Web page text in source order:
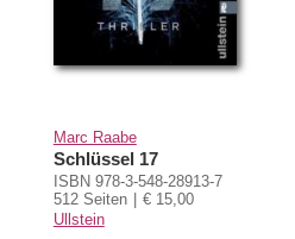
Marc Raabe
Schlüssel 17
ISBN 978-3-548-28913-7
512 Seiten
€ 15,00
Ullstein